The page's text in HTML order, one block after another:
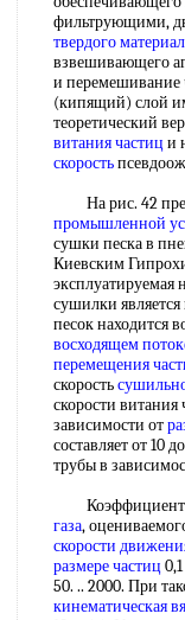
фильтрующими,
твердого
взвешивающего
и
(кипящий) слой
теоретический
витания частиц и
скорость
На рис. 42
промышленной
сушки песка в
Киевским
эксплуатируемая
сушилки является
песок находится
восходящем
перемещения
скорость
скорости витания
зависимости от
составляет от 10
трубы в
Коэффициент 6
газа,
скорости
размере частиц
50. .. 2000. При
кинематическая